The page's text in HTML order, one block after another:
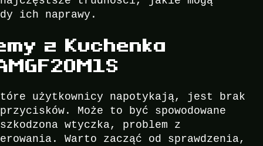
ich naprawy.
z Kuchenka
użytkownicy napotykają, jest brak
Może to być spowodowane
wtyczka, problem z
Warto zacząć od sprawdzenia,